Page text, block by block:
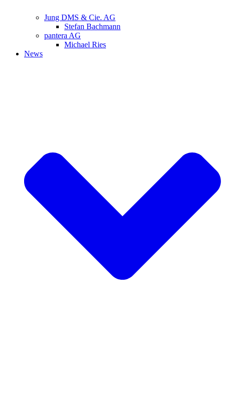
Jung DMS & Cie. AG
Stefan Bachmann
pantera AG
Michael Ries
News